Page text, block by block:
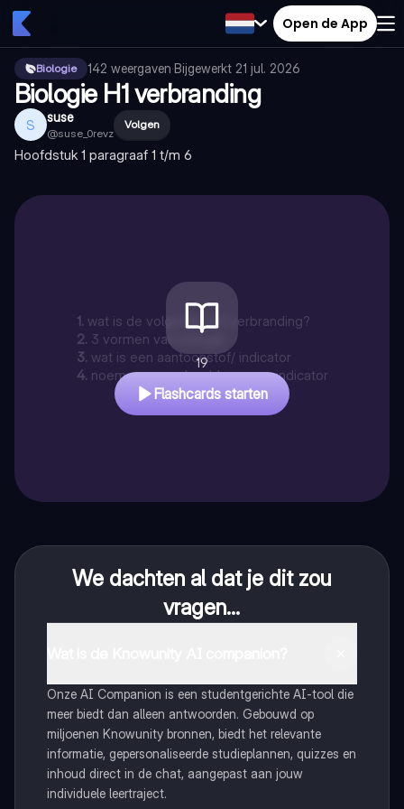
Open de App
Biologie 142 weergaven·Bijgewerkt 21 jul. 2026
Biologie H1 verbranding
S suse
@suse_0revz
Volgen
Hoofdstuk 1 paragraaf 1 t/m 6
1. wat is de volgorde van verbranding?
2. 3 vormen van energie
3. wat is een aantoonstof/ indicator
4. noem een voorbeeld van een indicator
19
Flashcards starten
We dachten al dat je dit zou
vragen...
Onze AI Companion is een studentgerichte AI-tool die
meer biedt dan alleen antwoorden. Gebouwd op
miljoenen Knowunity bronnen, biedt het relevante
informatie, gepersonaliseerde studieplannen, quizzes en
inhoud direct in de chat, aangepast aan jouw
individuele leertraject.